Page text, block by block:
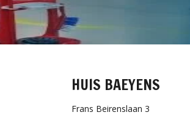
HUIS BAEYENS
Frans Beirenslaan 3